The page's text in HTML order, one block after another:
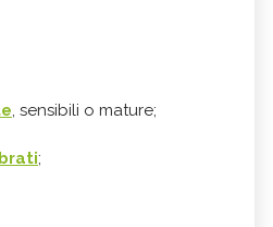
, sensibili o mature;
;